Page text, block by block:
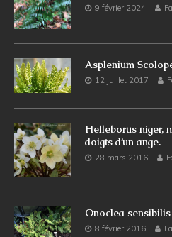
9 février 2024
Asplenium
12 juillet 2017
Helleborus niger,
doigts d’un ange.
28 mars 2016
Onoclea
8 février 2016